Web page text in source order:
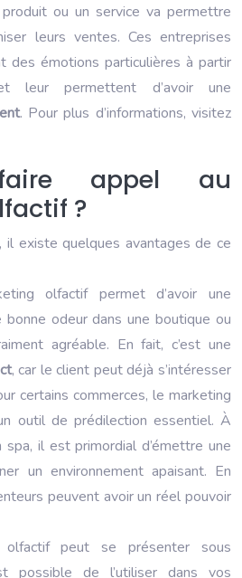
ou un service va permettre
leurs ventes. Ces entreprises
des émotions particulières à partir
leur permettent d’avoir une
. Pour plus d’informations, visitez
appel au
?
il existe quelques avantages de ce
olfactif permet d’avoir une
bonne odeur dans une boutique ou
agréable. En fait, c’est une
, car le client peut déjà s’intéresser
certains commerces, le marketing
outil de prédilection essentiel. À
spa, il est primordial d’émettre une
un environnement apaisant. En
peuvent avoir un réel pouvoir
olfactif peut se présenter sous
possible de l’utiliser dans vos